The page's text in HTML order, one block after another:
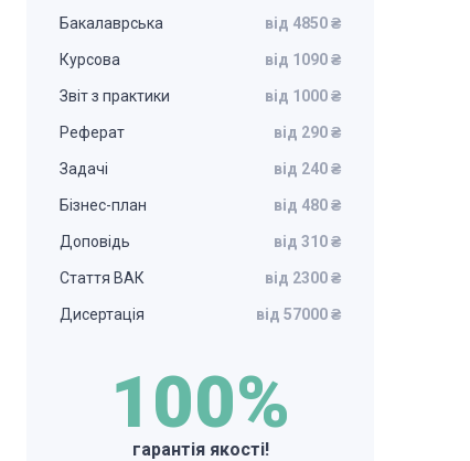
Бакалаврська від 4850 ₴
Курсова від 1090 ₴
Звіт з практики від 1000 ₴
Реферат від 290 ₴
Задачі від 240 ₴
Бізнес-план від 480 ₴
Доповідь від 310 ₴
Стаття ВАК від 2300 ₴
Дисертація від 57000 ₴
100%
гарантія якості!